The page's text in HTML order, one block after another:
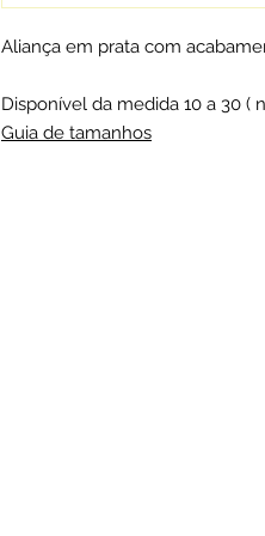
Aliança em prata com
Disponível da medida 10 a 30 (
Guia de tamanhos